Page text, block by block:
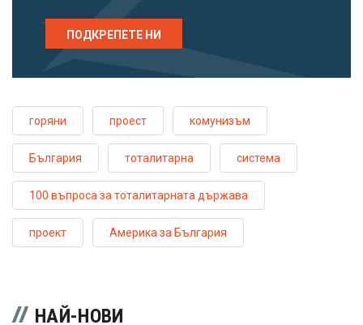
ПОДКРЕПЕТЕ НИ
горяни проест комунизъм
България тоталитарна система
100 въпроса за тоталитарната държава
проект Америка за България
НАЙ-НОВИ